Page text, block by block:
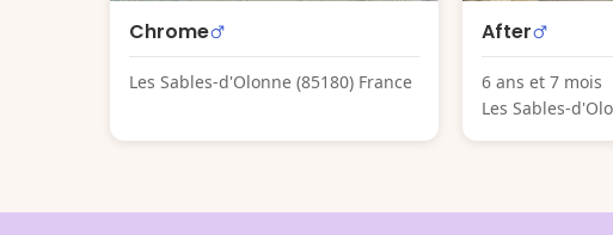
Chrome
Les Sables-d'Olonne (85180) France
After
6 ans et 7 mois
Les Sables-